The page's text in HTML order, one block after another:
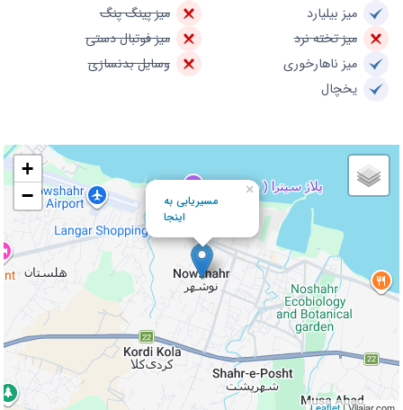
میز بیلیارد
میز پینگ پنگ
میز تخته نرد
میز فوتبال دستی
میز ناهارخوری
وسایل بدنسازی
یخچال
مسیریابی به
اینجا
×
+
−